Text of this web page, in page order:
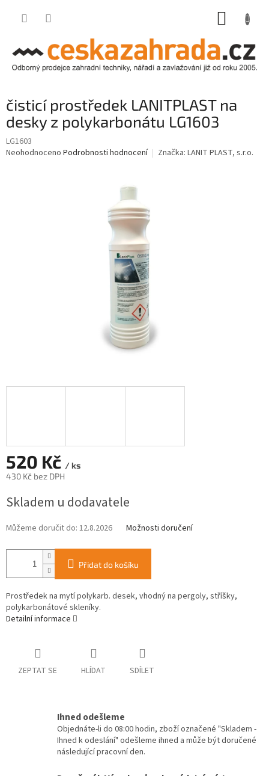
čisticí prostředek LANITPLAST na
desky z polykarbonátu LG1603
LG1603
Průměrné
Neohodnoceno Podrobnosti hodnocení Značka: LANIT PLAST, s.r.o.
520 Kč / ks
430 Kč bez DPH
cena:
Skladem u dodavatele
Můžeme doručit do: 12.8.2026 Možnosti doručení
Přidat do košíku
Prostředek na mytí polykarb. desek, vhodný na pergoly, stříšky,
polykarbonátové skleníky.
Detailní informace
ZEPTAT SE HLÍDAT SDÍLET
Ihned odešleme
Objednáte-li do 08:00 hodin, zboží označené "Skladem -
Ihned k odeslání" odešleme ihned a může být doručené
následující pracovní den.